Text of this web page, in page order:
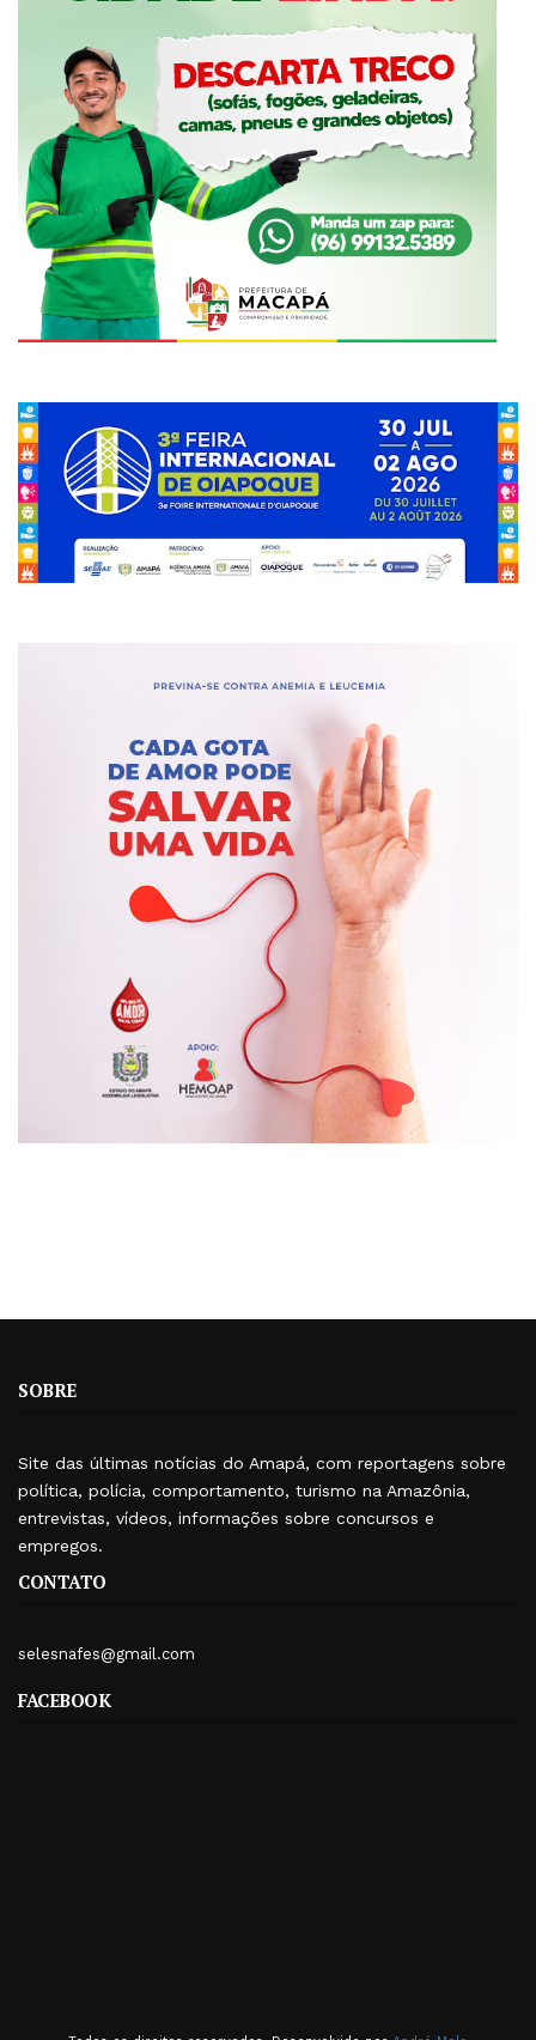
SOBRE
Site das últimas notícias do Amapá, com reportagens sobre
política, polícia, comportamento, turismo na Amazônia,
entrevistas, vídeos, informações sobre concursos e
empregos.
CONTATO
selesnafes@gmail.com
FACEBOOK